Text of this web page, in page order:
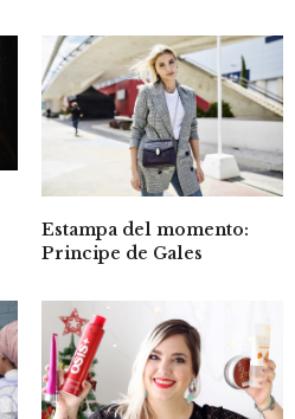
Estampa del momento:
Principe de Gales